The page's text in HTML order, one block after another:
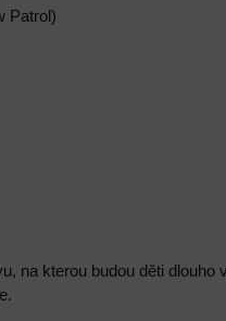
Patrol)
na kterou budou děti